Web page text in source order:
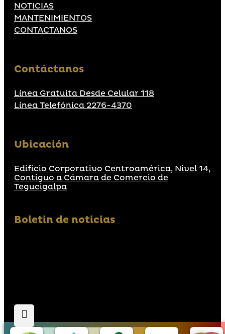
NOTICIAS
MANTENIMIENTOS
CONTACTANOS
Contáctanos
Línea Gratuita Desde Celular 118
Línea Telefónica 2276-4370
Ubicación
Edificio Corporativo Centroamérica, Nivel 14,
Contiguo a Cámara de Comercio de
Tegucigalpa
Boletin de noticias